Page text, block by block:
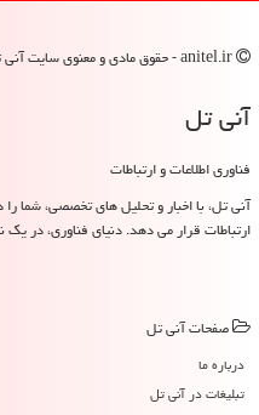
آنی تل
فناوری اطلاعات و ارتباطات
آنی تل، با اخبار و تحلیل های تخصصی، شما
ارتباطات قرار می دهد. دنیای فناوری، در یک
صفحات آنی تل
درباره ما
تبلیغات در آنی تل